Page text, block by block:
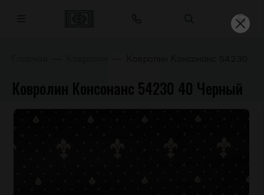
Ковролин Консонанс 54230 40 Черный